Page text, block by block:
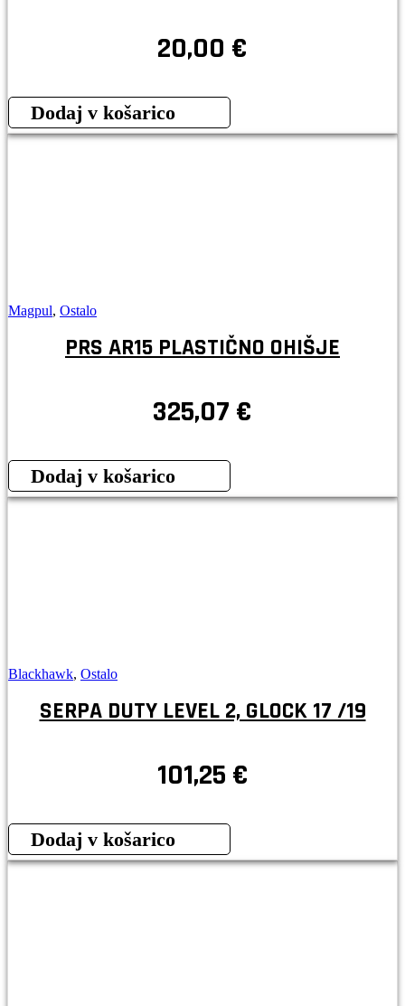
20,00 €
Dodaj v košarico
Magpul, Ostalo
PRS AR15 PLASTIČNO OHIŠJE
325,07 €
Dodaj v košarico
Blackhawk, Ostalo
SERPA DUTY LEVEL 2, GLOCK 17 /19
101,25 €
Dodaj v košarico